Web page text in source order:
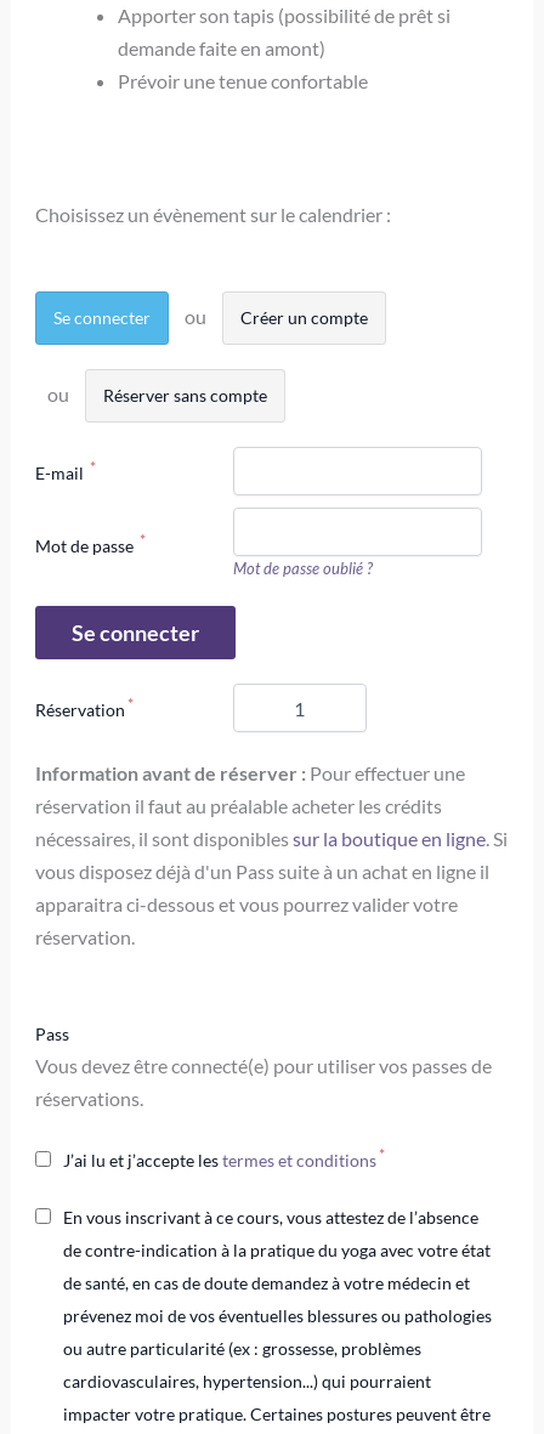
Apporter son tapis (possibilité de prêt si
demande faite en amont)
Prévoir une tenue confortable
Choisissez un évènement sur le calendrier :
Se connecter Créer un compte
Réserver sans compte
E-mail
Mot de passe
Mot de passe oublié ?
Réservation
Information avant de réserver : Pour effectuer une
réservation il faut au préalable acheter les crédits
nécessaires, il sont disponiblessur la boutique en ligne. Si
vous disposez déjà d'un Pass suite à un achat en ligne il
apparaitra ci-dessous et vous pourrez valider votre
réservation.
Pass
Vous devez être connecté(e) pour utiliser vos passes de
réservations.
J’ai lu et j’accepte lestermes et conditions
En vous inscrivant à ce cours, vous attestez de l’absence
de contre-indication à la pratique du yoga avec votre état
de santé, en cas de doute demandez à votre médecin et
prévenez moi de vos éventuelles blessures ou pathologies
ou autre particularité (ex : grossesse, problèmes
cardiovasculaires, hypertension...) qui pourraient
impacter votre pratique. Certaines postures peuvent être